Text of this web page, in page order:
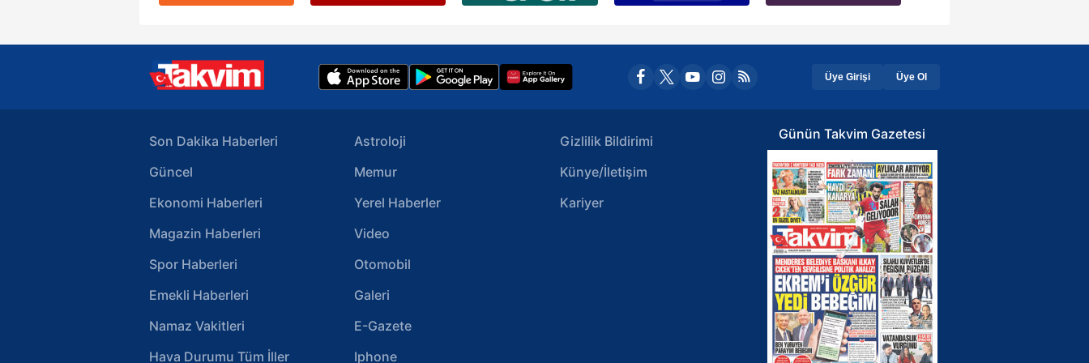
Üye Girişi Üye Ol
Son Dakika Haberleri
Güncel
Ekonomi Haberleri
Magazin Haberleri
Spor Haberleri
Emekli Haberleri
Namaz Vakitleri
Hava Durumu Tüm İller
Astroloji
Memur
Yerel Haberler
Video
Otomobil
Galeri
E-Gazete
Iphone
Gizlilik Bildirimi
Künye/İletişim
Kariyer
Günün Takvim Gazetesi